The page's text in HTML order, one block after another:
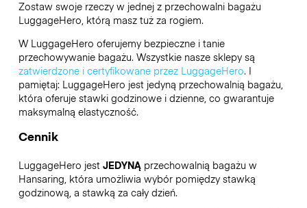
Zostaw swoje rzeczy w jednej z przechowalni bagażu
LuggageHero , którą masz tuż za rogiem.
W LuggageHero oferujemy bezpieczne i tanie
przechowywanie bagażu. Wszystkie nasze sklepy są
zatwierdzone i certyfikowane przez LuggageHero. I
pamiętaj: LuggageHero jest jedyną przechowalnią bagażu,
która oferuje stawki godzinowe i dzienne, co gwarantuje
maksymalną elastyczność.
Cennik
LuggageHero jest JEDYNĄprzechowalnią bagażu w
Hansaring, która umożliwia wybór pomiędzy stawką
godzinową, a stawką za cały dzień.